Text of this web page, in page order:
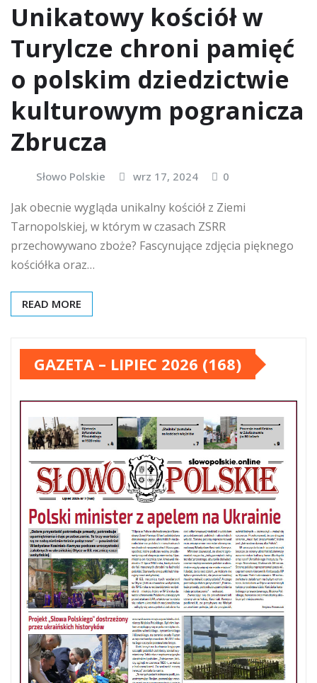
Unikatowy kościół w
Turylcze chroni pamięć
o polskim dziedzictwie
kulturowym pogranicza
Zbrucza
Słowo Polskie wrz 17, 2024 0
Jak obecnie wygląda unikalny kościół z Ziemi
Tarnopolskiej, w którym w czasach ZSRR
przechowywano zboże? Fascynujące zdjęcia pięknego
kościółka oraz…
READ MORE
GAZETA – LIPIEC 2026 (168)